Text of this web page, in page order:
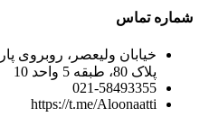
شماره تماس
خیابان ولیعصر، روبروی
پلاک 80، طبقه 5 واحد 10
021-58493355
https://t.me/Aloonaatti